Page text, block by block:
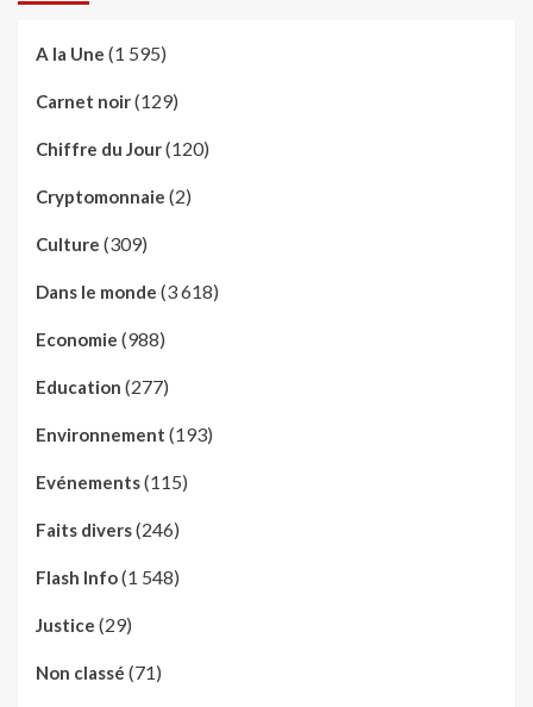
A la Une (1 595)
Carnet noir(129)
Chiffre du Jour(120)
Cryptomonnaie (2)
Culture (309)
Dans le monde (3 618)
Economie (988)
Education (277)
Environnement (193)
Evénements(115)
Faits divers(246)
Flash Info(1 548)
Justice (29)
Non classé (71)